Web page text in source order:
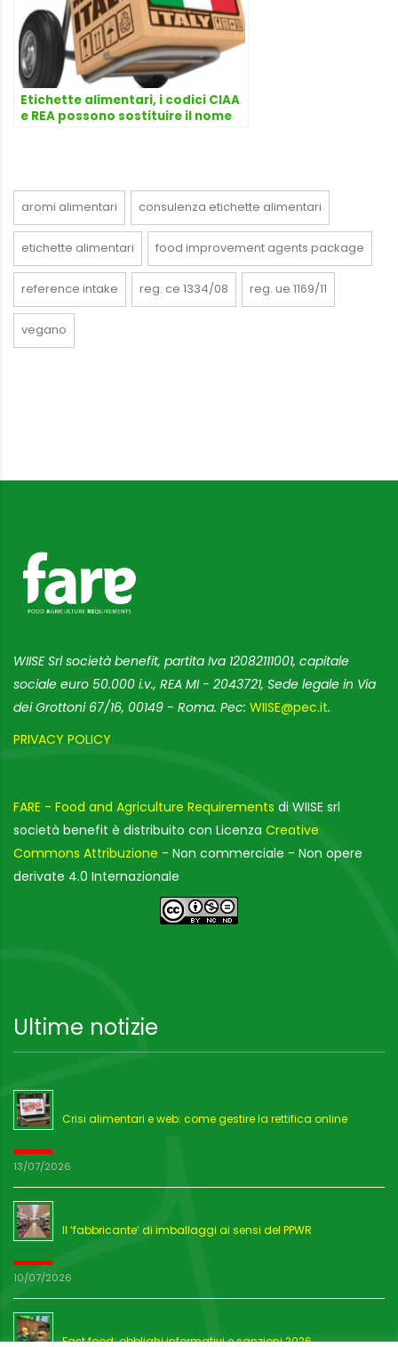
Etichette alimentari, i codici CIAA
e REA possono sostituire il nome
aromi alimentari consulenza etichette alimentari
etichette alimentari food improvement agents package
reference intake reg. ce 1334/08 reg. ue 1169/11
vegano
WIISE Srl società benefit, partita Iva 12082111001, capitale
sociale euro 50.000 i.v., REA MI - 2043721, Sede legale in Via
dei Grottoni 67/16, 00149 - Roma. Pec: WIISE@pec.it.
PRIVACY POLICY
FARE - Food and Agriculture Requirements di WIISE srl
società benefit è distribuito con Licenza Creative
Commons Attribuzione - Non commerciale - Non opere
derivate 4.0 Internazionale
Ultime notizie
Crisi alimentari e web: come gestire la rettifica online
13/07/2026
Il ‘fabbricante’ di imballaggi ai sensi del PPWR
10/07/2026
Fast food: obblighi informativi e sanzioni 2026